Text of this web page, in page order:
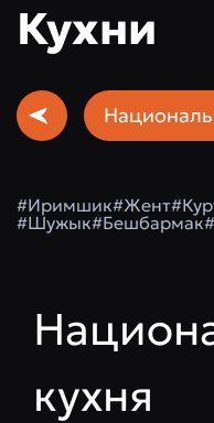
Кухни
#Иримшик#Жент
#Шужык#Бешбармак
кухня